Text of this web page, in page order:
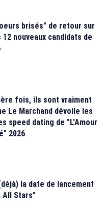
brisés" de retour sur
12 nouveaux candidats de
fois, ils sont vraiment
Le Marchand dévoile les
speed dating de "L'Amour
2026
la date de lancement
All Stars"